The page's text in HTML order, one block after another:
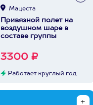
Мацеста
Привязной полет на
воздушном шаре в
составе группы
3300 ₽
Работает круглый год